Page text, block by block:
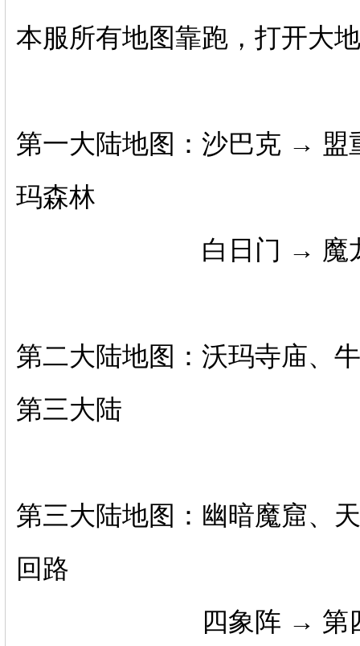
本服所有地图靠跑，打开大
第一大陆地图：沙巴克 →
玛森林
白日门 → 魔龙城 →
第二大陆地图：沃玛寺庙、
第三大陆
第三大陆地图：幽暗魔窟、
回路
四象阵 → 第四